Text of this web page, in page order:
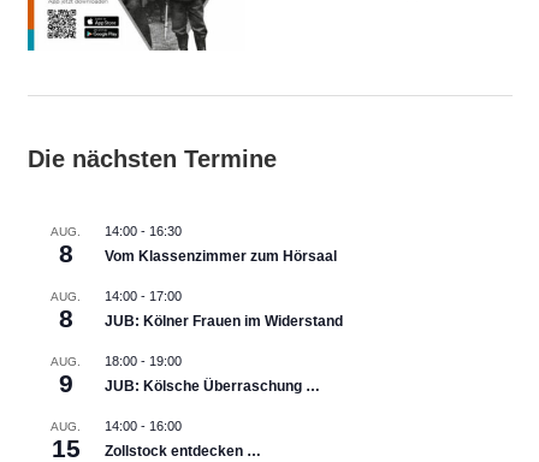
Die nächsten Termine
AUG.
8
14:00- 16:30
Vom Klassenzimmer zum Hörsaal
AUG.
8
14:00- 17:00
JUB: Kölner Frauen im Widerstand
AUG.
9
18:00- 19:00
JUB: Kölsche Überraschung …
AUG.
15
14:00- 16:00
Zollstock entdecken …